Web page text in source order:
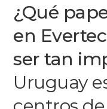
¿Qué
en Evertec
ser tan
Uruguay